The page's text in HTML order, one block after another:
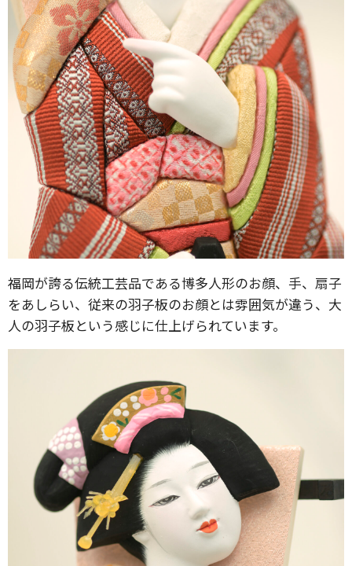
福岡が誇る伝統工芸品である博多人形のお顔、手、扇子
をあしらい、従来の羽子板のお顔とは雰囲気が違う、大
人の羽子板という感じに仕上げられています。